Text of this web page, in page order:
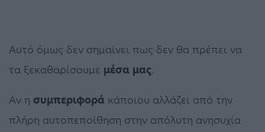
Αυτό όμως δεν σημαίνει πως δεν θα πρέπει να
τα ξεκαθαρίσουμε μέσα μας.
Αν η συμπεριφορά κάποιου αλλάζει από την
πλήρη αυτοπεποίθηση στην απόλυτη ανησυχία